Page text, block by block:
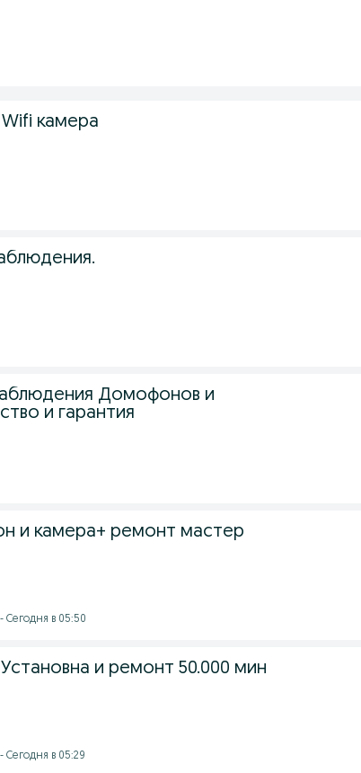
камера
Домофонов и
и гарантия
и камера+ ремонт мастер
Сегодня в 05:50
и ремонт 50.000 мин
Сегодня в 05:29